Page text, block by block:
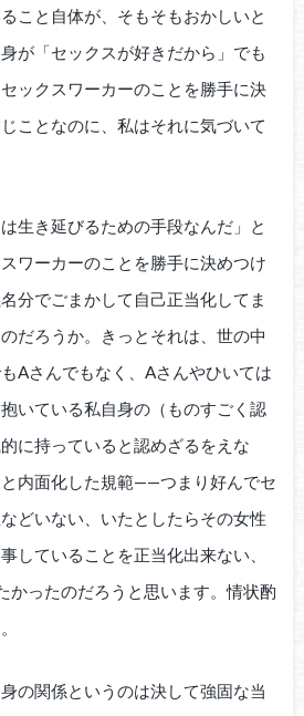
こと自体が、そもそもおかしいと
が「セックスが好きだから」でも
セックスワーカーのことを勝手に決
ことなのに、私はそれに気づいて
生き延びるための手段なんだ」と
ワーカーのことを勝手に決めつけ
分でごまかして自己正当化してま
だろうか。きっとそれは、世の中
Aさんでもなく、Aさんやひいては
いている私自身の（ものすごく認
に持っていると認めざるをえな
内面化した規範——つまり好んでセ
どいない、いたとしたらその女性
していることを正当化出来ない、
ったのだろうと思います。情状酌
の関係というのは決して強固な当